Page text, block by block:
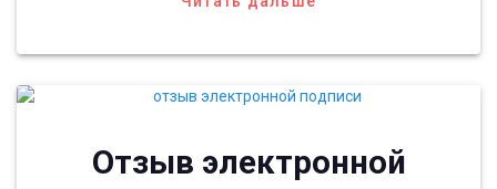
Отзыв электронной